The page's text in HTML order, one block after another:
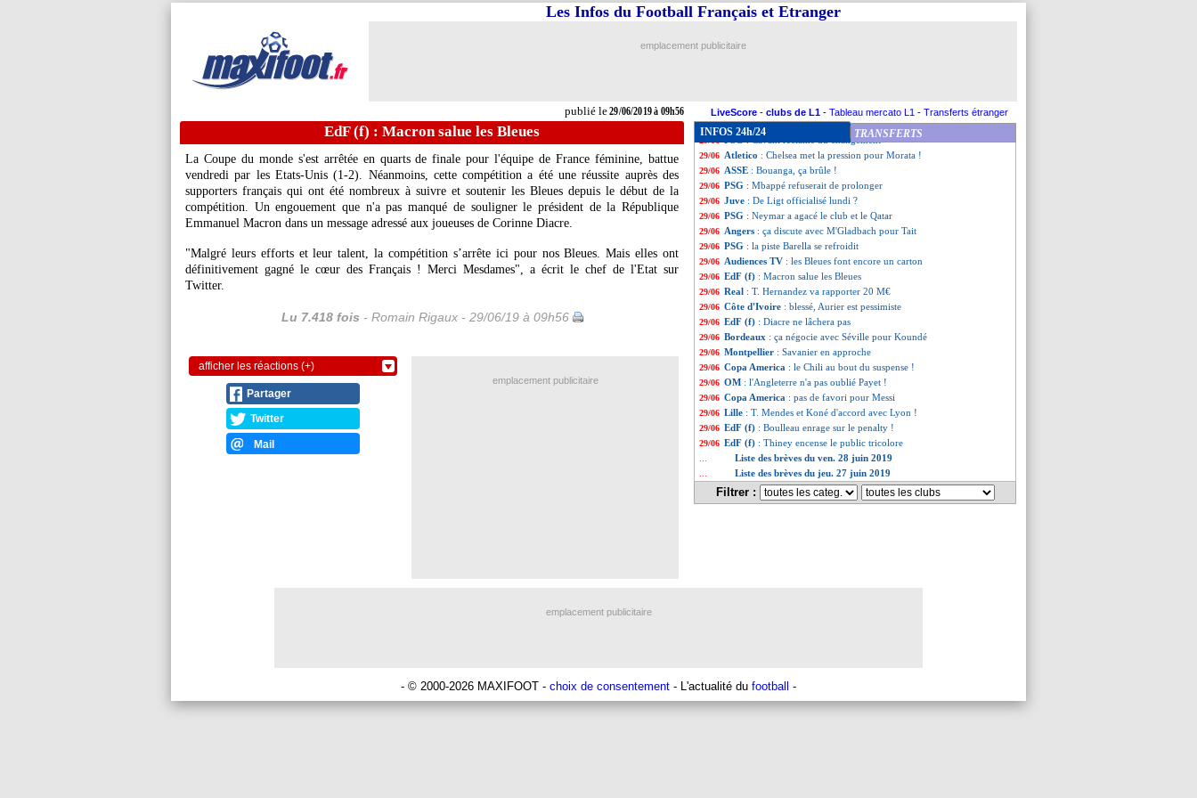
publié le29/06/2019 à 09h56
Les Infos du Football Français et Etranger
emplacement publicitaire
LiveScore - clubs de L1 - Tableau mercato L1 - Transferts étranger
EdF (f) : Macron salue les Bleues
La Coupe du monde s'est arrêtée en quarts de finale pour l'équipe de France féminine, battue
vendredi par les Etats-Unis (1-2). Néanmoins, cette compétition a été une réussite auprès des
supporters français qui ont été nombreux à suivre et soutenir les Bleues depuis le début de la
compétition. Un engouement que n'a pas manqué de souligner le président de la République
Emmanuel Macron dans un message adressé aux joueuses de Corinne Diacre.
"Malgré leurs efforts et leur talent, la compétition s’arrête ici pour nos Bleues. Mais elles ont
définitivement gagné le cœur des Français ! Merci Mesdames", a écrit le chef de l'Etat sur
Twitter.
Lu 7.418 fois - Romain Rigaux - 29/06/19 à 09h56
afficher les réactions (+)
Partager
Twitter
Mail
INFOS 24h/24 TRANSFERTS
29/06 PSG: Neymar a repris la course
29/06 Parme: une offre pour Balotelli
29/06 Lausanne
29/06 PSG: Leonardo a sondé Bonucci
29/06 Man Utd: Wan-Bissaka, c'est fait ! (officiel)
: Cavani réclame du changement
29/06 Atletico : Chelsea met la pression pour Morata !
29/06 ASSE : Bouanga, ça brûle !
29/06 PSG : Mbappé refuserait de prolonger
29/06 Juve : De Ligt officialisé lundi ?
29/06 PSG : Neymar a agacé le club et le Qatar
29/06 Angers : ça discute avec M'Gladbach pour Tait
29/06 PSG : la piste Barella se refroidit
29/06 Audiences TV : les Bleues font encore un carton
29/06 EdF (f) : Macron salue les Bleues
29/06 Real : T. Hernandez va rapporter 20 M€
29/06 Côte d'Ivoire : blessé, Aurier est pessimiste
29/06 EdF (f) : Diacre ne lâchera pas
29/06 Bordeaux : ça négocie avec Séville pour Koundé
29/06 Montpellier : Savanier en approche
29/06 Copa America : le Chili au bout du suspense !
29/06 OM : l'Angleterre n'a pas oublié Payet !
29/06 Copa America : pas de favori pour Messi
29/06 Lille : T. Mendes et Koné d'accord avec Lyon !
29/06 EdF (f) : Boulleau enrage sur le penalty !
29/06 EdF (f) : Thiney encense le public tricolore
Liste des brèves du ven. 28 juin 2019
Liste des brèves du jeu. 27 juin 2019
Filtrer :
emplacement publicitaire
emplacement publicitaire
- © 2000-2026 MAXIFOOT - choix de consentement - L'actualité du football -